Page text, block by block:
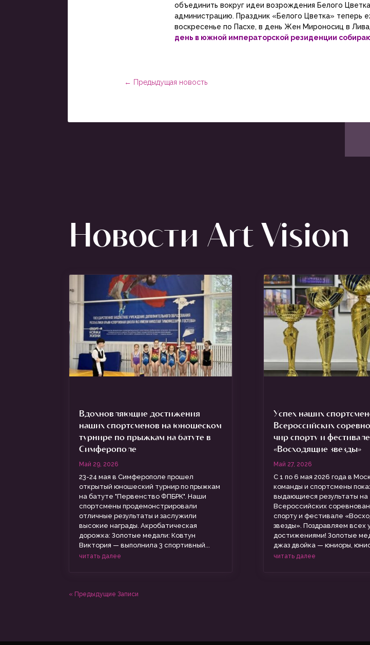
объединить вокруг идеи возрождения Белого
администрацию. Праздник «Белого Цветка» теперь
воскресенье по Пасхе, в день Жен Мироносиц в
день в южной императорской резиденции
← Предыдущая новость
Новости Art Vision
Вдохновляющие достижения
наших спортсменов на юношеском
турнире по прыжкам на батуте в
Симферополе
Май 29, 2026
23-24 мая в Симферополе прошел
открытый юношеский турнир по прыжкам
на батуте "Первенство ФПБРК". Наши
спортсмены продемонстрировали
отличные результаты и заслужили
высокие награды. Акробатическая
дорожка: Золотые медали: Ковтун
Виктория — выполнила 3 спортивный...
читать далее
Успех наших
Всероссийских
чир спорту и фестивале
«Восходящие звезды»
Май 27, 2026
С 1 по 6 мая 2026 года в
команды и спортсмены
выдающиеся результаты на
Всероссийских
спорту и фестивале
звезды». Поздравляем всех
достижениями! Золотые
джаз двойка — юниоры,
читать далее
« Предыдущие Записи